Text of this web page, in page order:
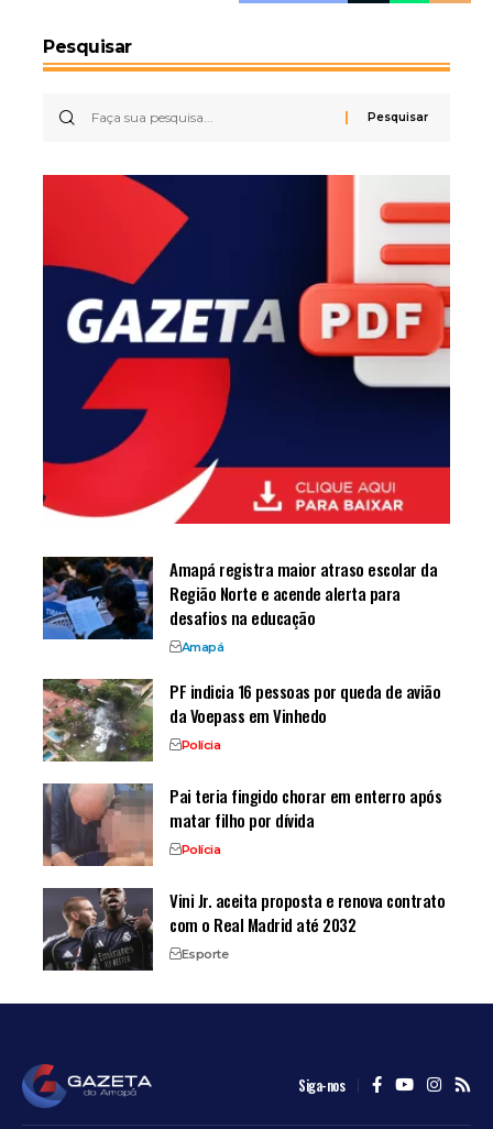
Pesquisar
Amapá registra maior atraso escolar da
Região Norte e acende alerta para
desafios na educação
Amapá
PF indicia 16 pessoas por queda de avião
da Voepass em Vinhedo
Polícia
Pai teria fingido chorar em enterro após
matar filho por dívida
Polícia
Vini Jr. aceita proposta e renova contrato
com o Real Madrid até 2032
Esporte
Siga-nos